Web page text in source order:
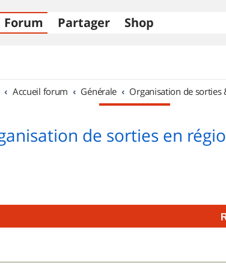
Forum Partager Shop
Accueil forum Générale Organisation de sorties
de sorties en